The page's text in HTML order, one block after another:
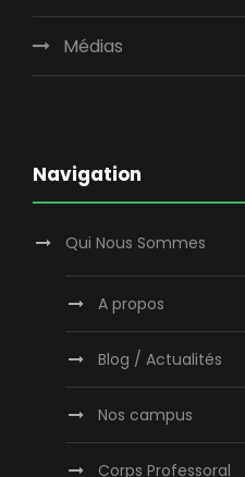
Médias
Navigation
Qui Nous Sommes
A propos
Blog / Actualités
Nos campus
Corps Professoral